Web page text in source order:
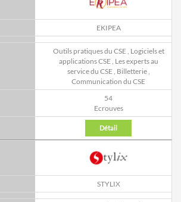
EKIPEA
Outils pratiques du CSE, Logiciels et
applications CSE, Les experts au
service du CSE, Billetterie,
Communication du CSE
54
Ecrouves
Détail
STYLIX